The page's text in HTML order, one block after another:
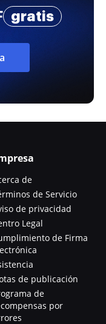
gratis
de
de Servicio
de privacidad
Legal
de Firma
de publicación
de
por